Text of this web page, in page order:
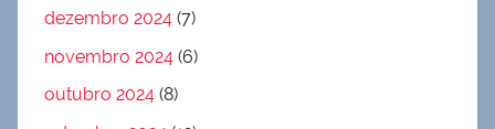
dezembro 2024 (7)
novembro 2024 (6)
outubro 2024 (8)